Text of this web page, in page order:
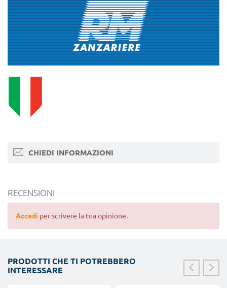
CHIEDI INFORMAZIONI
RECENSIONI
Accedi per scrivere la tua opinione.
PRODOTTI CHE TI POTREBBERO
INTERESSARE